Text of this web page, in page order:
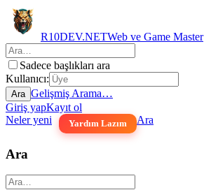
R10DEV.NETWeb ve Game Master
Sadece başlıkları ara
Kullanıcı:
Ara Gelişmiş Arama…
Giriş yapKayıt ol
Neler yeni
Yardım Lazım Ara
Ara